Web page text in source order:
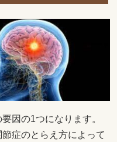
因の1つになります。
症のとらえ方によって